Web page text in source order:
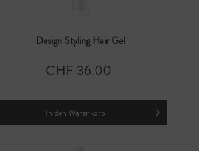
Design Styling Hair Gel
CHF 36.00
In den Warenkorb